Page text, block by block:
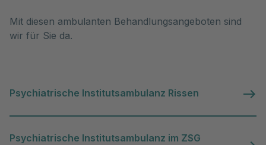
Mit diesen ambulanten Behandlungsangeboten sind
wir für Sie da.
Psychiatrische Institutsambulanz Rissen
Psychiatrische Institutsambulanz im ZSG